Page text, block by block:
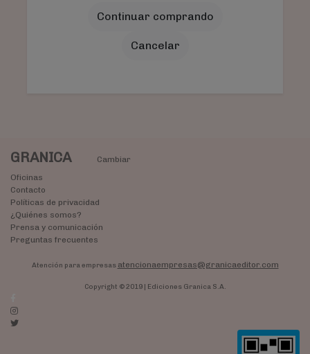
Continuar comprando
Cancelar
GRANICA
Cambiar
Oficinas
Contacto
Políticas de privacidad
¿Quiénes somos?
Prensa y comunicación
Preguntas frecuentes
Atención para empresas atencionaempresas@granicaeditor.com
Copyright © 2019 | Ediciones Granica S.A.